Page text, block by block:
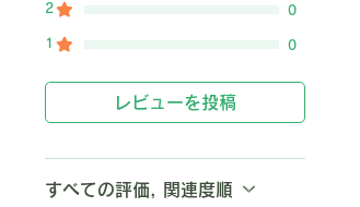
療薬であり、猫の全体的な健康状
態を改善するために他の薬と併用
Lysine（リジン）をGS-441524と
一緒に使用することはお勧めしま
りません。
2 0
1 0
レビューを投稿
すべての評価, 関連度順